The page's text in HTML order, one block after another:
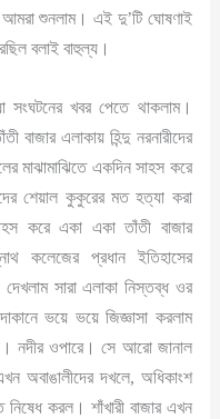
আমরা শুনলাম। এই দু’টি ঘোষণাই
বলাই বাহুল্য।
খবর পেতে থাকলাম।
বাজার এলাকায় হিন্দু নরনারীদের
মাঝামাঝিতে একদিন সাহস করে
শেয়াল কুকুরের মত হত্যা করা
করে একা একা তাঁতী বাজার
কলেজের প্রধান ইতিহাসের
সারা এলাকা নিস্তব্ধ ওর
ভয়ে ভয়ে জিজ্ঞাসা করলাম
নদীর ওপারে। সে আরো জানাল
অবাঙালীদের দখলে, অধিকাংশ
করল। শাঁখারী বাজার এখন